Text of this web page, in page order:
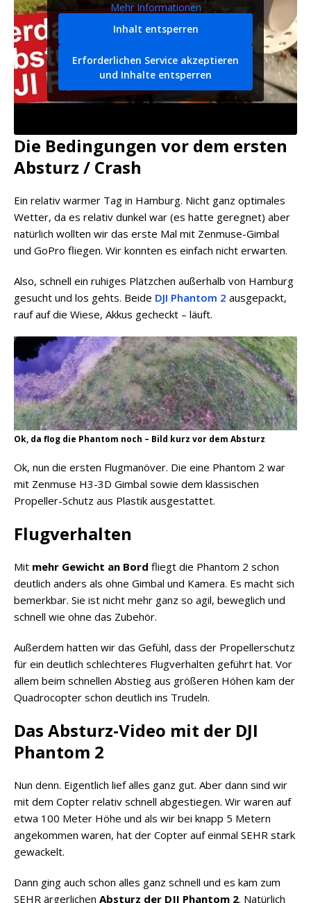
Mehr Informationen
Inhalt entsperren
Erforderlichen Service akzeptieren
und Inhalte entsperren
Die Bedingungen vor dem ersten
Absturz / Crash
Ein relativ warmer Tag in Hamburg. Nicht ganz optimales
Wetter, da es relativ dunkel war (es hatte geregnet) aber
natürlich wollten wir das erste Mal mit Zenmuse-Gimbal
und GoPro fliegen. Wir konnten es einfach nicht erwarten.
Also, schnell ein ruhiges Plätzchen außerhalb von Hamburg
gesucht und los gehts. Beide DJI Phantom 2 ausgepackt,
rauf auf die Wiese, Akkus gecheckt – läuft.
Ok, da flog die Phantom noch – Bild kurz vor dem Absturz
Ok, nun die ersten Flugmanöver. Die eine Phantom 2 war
mit Zenmuse H3-3D Gimbal sowie dem klassischen
Propeller-Schutz aus Plastik ausgestattet.
Flugverhalten
Mit mehr Gewicht an Bord fliegt die Phantom 2 schon
deutlich anders als ohne Gimbal und Kamera. Es macht sich
bemerkbar. Sie ist nicht mehr ganz so agil, beweglich und
schnell wie ohne das Zubehör.
Außerdem hatten wir das Gefühl, dass der Propellerschutz
für ein deutlich schlechteres Flugverhalten geführt hat. Vor
allem beim schnellen Abstieg aus größeren Höhen kam der
Quadrocopter schon deutlich ins Trudeln.
Das Absturz-Video mit der DJI
Phantom 2
Nun denn. Eigentlich lief alles ganz gut. Aber dann sind wir
mit dem Copter relativ schnell abgestiegen. Wir waren auf
etwa 100 Meter Höhe und als wir bei knapp 5 Metern
angekommen waren, hat der Copter auf einmal SEHR stark
gewackelt.
Dann ging auch schon alles ganz schnell und es kam zum
SEHR ärgerlichen Absturz der DJI Phantom 2. Natürlich